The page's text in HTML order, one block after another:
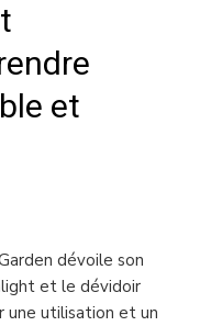
et
dévoile son
et le dévidoir
une utilisation et un